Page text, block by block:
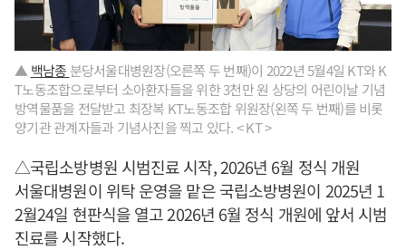
▲ 백남종 분당서울대병원장(오른쪽 두 번째)이 2022년 5월4일 KT와 K
T노동조합으로부터 소아환자들을 위한 3천만 원 상당의 어린이날 기념
방역물품을 전달받고 최장복 KT노동조합 위원장(왼쪽 두 번째)를 비롯
양기관 관계자들과 기념사진을 찍고 있다. < KT >
△국립소방병원 시범진료 시작, 2026년 6월 정식 개원
서울대병원이 위탁 운영을 맡은 국립소방병원이 2025년 1
2월24일 현판식을 열고 2026년 6월 정식 개원에 앞서 시범
진료를 시작했다.